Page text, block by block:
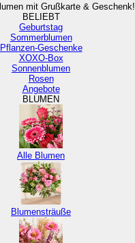
mit Grußkarte & Geschenk!
BELIEBT
Geburtstag
Sommerblumen
Pflanzen-Geschenke
XOXO-Box
Sonnenblumen
Rosen
Angebote
BLUMEN
Alle Blumen
Blumensträuße